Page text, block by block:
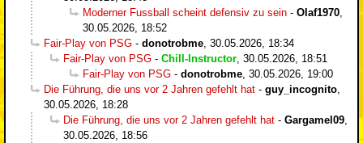
Moderner Fussball scheint defensiv zu sein - Olaf1970
30.05.2026, 18:52
Fair-Play von PSG - donotrobme 30.05.2026, 18:34
Fair-Play von PSG - Chill-Instructor 30.05.2026, 18:51
Fair-Play von PSG - donotrobme 30.05.2026, 19:00
Die Führung, die uns vor 2 Jahren gefehlt hat - guy_incognito
30.05.2026, 18:28
Die Führung, die uns vor 2 Jahren gefehlt hat - Gargamel09
30.05.2026, 18:56